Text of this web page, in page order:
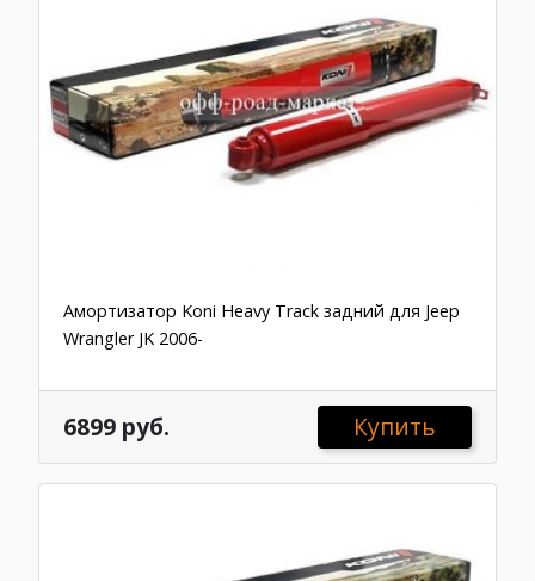
Амортизатор Koni Heavy Track задний для Jeep
Wrangler JK 2006-
6899 руб. Купить